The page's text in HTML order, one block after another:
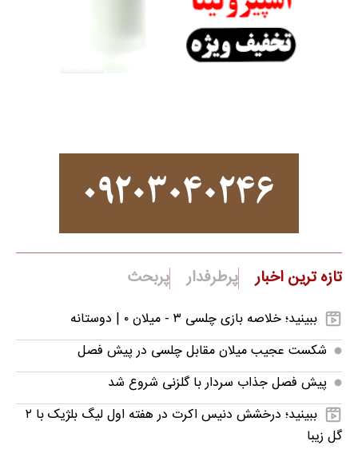
تازه ترین اخبار پرطرفدار پربحث
ببینید؛ خلاصه بازی چلسی ۳ - میلان ۰ | دوستانه
شکست عجیب میلان مقابل چلسی در پیش فصل
پیش فصل جذاب سردار با گلزنی شروع شد
ببینید؛ درخشش دنیس اکرت در هفته اول لیگ بلژیک با ۲
گل زیبا